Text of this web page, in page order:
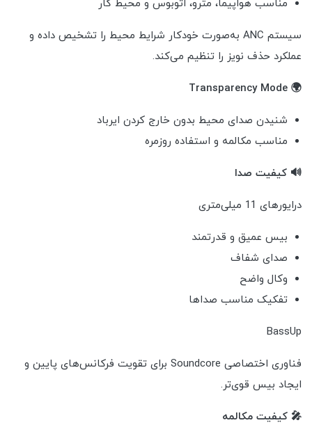
مناسب هواپیما، مترو، اتوبوس و محیط کار
سیستم ANC به‌صورت خودکار شرایط محیط را تشخیص داده و
عملکرد حذف نویز را تنظیم می‌کند.
🌍 Transparency Mode
شنیدن صدای محیط بدون خارج کردن ایرباد
مناسب مکالمه و استفاده روزمره
🔊 کیفیت صدا
درایورهای 11 میلی‌متری
بیس عمیق و قدرتمند
صدای شفاف
وکال واضح
تفکیک مناسب صداها
BassUp
فناوری اختصاصی Soundcore برای تقویت فرکانس‌های پایین و
ایجاد بیس قوی‌تر.
🎤 کیفیت مکالمه